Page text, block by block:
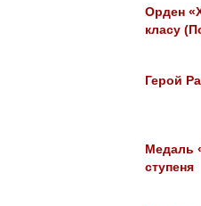
Орден
класу
Герой
Медаль
ступеня